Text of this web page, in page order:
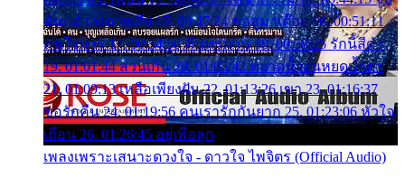
ฉันแล้วจงตายเสีย 15. 00:47:24 ขอสูมาเต๊อะ 16. 00:51:11
คนใจมาร 17. 00:54:50 คืนทรมาน 18. 00:58:25 รักนี้สีดำ
19. 01:01:44 ส่วนเกิน 20. 01:05:42 หยาดน้ำฝนหยดน้ำตา
21. 01:09:13 เหลือเพียงฝัน 22. 01:13:26 เขา 23. 01:16:37
ขอรักคืน 24. 01:19:56 คนเรารักกันยาก 25. 01:23:06 หัวใจ
เถื่อน 26. 01:26:45 อยู่เพื่อลูก
เพลงเพราะเสนาะดวงใจ - ดาวใจ ไพจิตร (Official Audio)